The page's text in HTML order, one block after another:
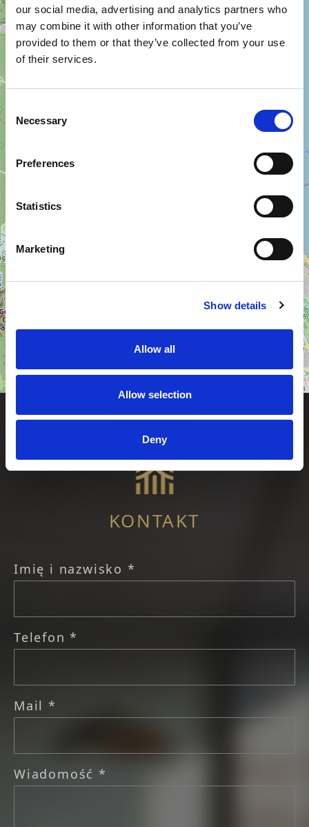
our social media, advertising and analytics partners who
may combine it with other information that you’ve
provided to them or that they’ve collected from your use
of their services.
Selection
Necessary
Preferences
Statistics
Marketing
Show details
Allow all
Allow selection
Deny
contributors
KONTAKT
Imię i nazwisko *
Telefon *
Mail *
Wiadomość *